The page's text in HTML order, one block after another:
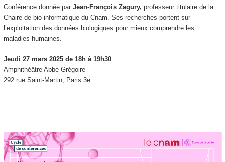
Conférence donnée par Jean-François Zagury, professeur titulaire de la
Chaire de bio-informatique du Cnam. Ses recherches portent sur
l’exploitation des données biologiques pour mieux comprendre les
maladies humaines.
Jeudi 27 mars 2025 de 18h à 19h30
Amphithéâtre Abbé Grégoire
292 rue Saint-Martin, Paris 3e